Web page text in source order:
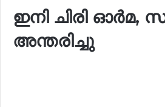
ഇനി ചിരി ഓർമ,
അന്തരിച്ചു